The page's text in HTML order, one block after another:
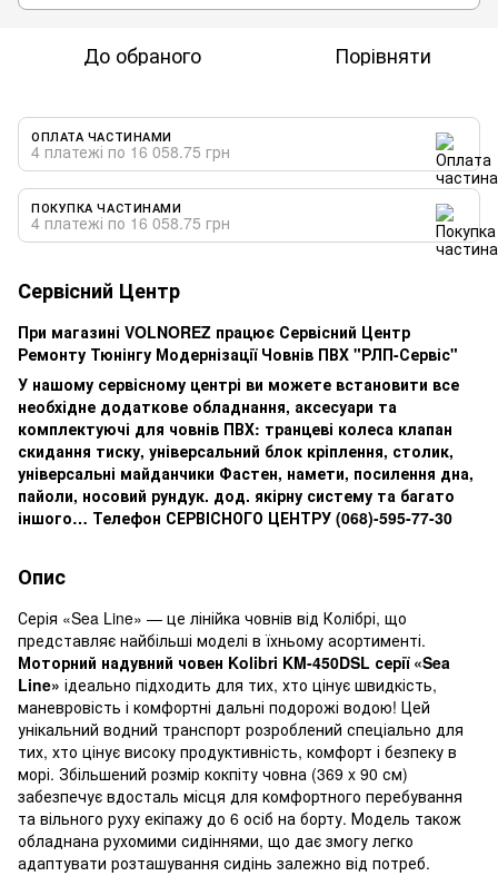
До обраного Порівняти
ОПЛАТА ЧАСТИНАМИ
4 платежі по 16 058.75 грн
ПОКУПКА ЧАСТИНАМИ
4 платежі по 16 058.75 грн
Сервісний Центр
При магазині VOLNOREZ працює Сервісний Центр
Ремонту Тюнінгу Модернізації Човнів ПВХ "РЛП-Сервіс"
У нашому сервісному центрі ви можете встановити все
необхідне додаткове обладнання, аксесуари та
комплектуючі для човнів ПВХ: транцеві колеса клапан
скидання тиску, універсальний блок кріплення, столик,
універсальні майданчики Фастен, намети, посилення дна,
пайоли, носовий рундук. дод. якірну систему та багато
іншого… Телефон СЕРВІСНОГО ЦЕНТРУ (068)-595-77-30
Опис
Серія «Sea Line» — це лінійка човнів від Колібрі, що
представляє найбільші моделі в їхньому асортименті.
Моторний надувний човен Kolibri KM-450DSL серії «Sea
Line» ідеально підходить для тих, хто цінує швидкість,
маневровість і комфортні дальні подорожі водою! Цей
унікальний водний транспорт розроблений спеціально для
тих, хто цінує високу продуктивність, комфорт і безпеку в
морі. Збільшений розмір кокпіту човна (369 x 90 см)
забезпечує вдосталь місця для комфортного перебування
та вільного руху екіпажу до 6 осіб на борту. Модель також
обладнана рухомими сидіннями, що дає змогу легко
адаптувати розташування сидінь залежно від потреб.